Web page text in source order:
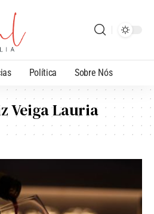
Política Sobre Nós
Veiga Lauria